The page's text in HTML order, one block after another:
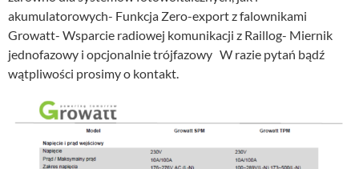
akumulatorowych- Funkcja Zero-export z falownikami
Growatt- Wsparcie radiowej komunikacji z Raillog- Miernik
jednofazowy i opcjonalnie trójfazowy W razie pytań bądź
wątpliwości prosimy o kontakt.